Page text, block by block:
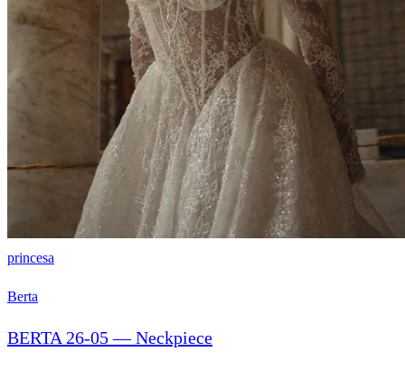
princesa
Berta
BERTA 26-05 — Neckpiece